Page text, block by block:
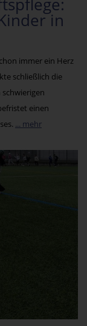
in
immer ein Herz
schließlich die
einen
... mehr